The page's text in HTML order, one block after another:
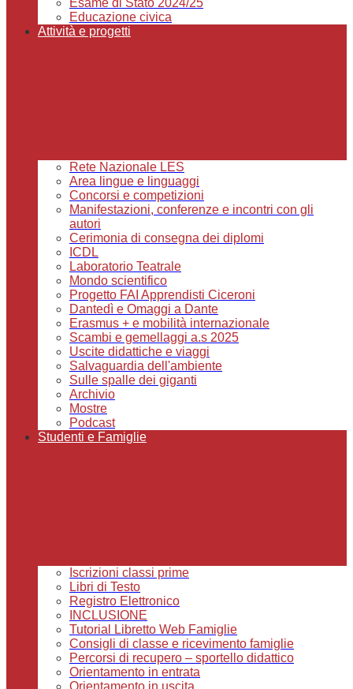
Esame di Stato 2024/25
Educazione civica
Attività e progetti
Rete Nazionale LES
Area lingue e linguaggi
Concorsi e competizioni
Manifestazioni, conferenze e incontri con gli
autori
Cerimonia di consegna dei diplomi
ICDL
Laboratorio Teatrale
Mondo scientifico
Progetto FAI Apprendisti Ciceroni
Dantedì e Omaggi a Dante
Erasmus + e mobilità internazionale
Scambi e gemellaggi a.s 2025
Uscite didattiche e viaggi
Salvaguardia dell'ambiente
Sulle spalle dei giganti
Archivio
Mostre
Podcast
Studenti e Famiglie
Iscrizioni classi prime
Libri di Testo
Registro Elettronico
INCLUSIONE
Tutorial Libretto Web Famiglie
Consigli di classe e ricevimento famiglie
Percorsi di recupero – sportello didattico
Orientamento in entrata